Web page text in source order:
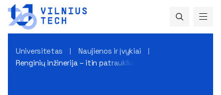
Universitetas
Naujienos ir įvykiai
Renginių inžinerija – itin patrauklios studijos, kur